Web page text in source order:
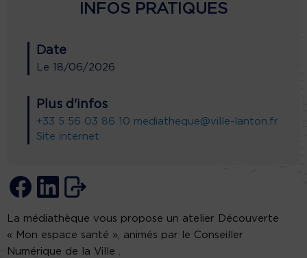
INFOS PRATIQUES
Date
Le 18/06/2026
Plus d'infos
+33 5 56 03 86 10 mediatheque@ville-lanton.fr
Site internet
La médiathèque vous propose un atelier Découverte
« Mon espace santé », animés par le Conseiller
Numérique de la Ville .